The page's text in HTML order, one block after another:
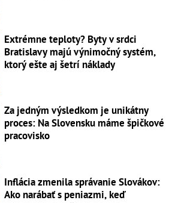
Extrémne teploty? Byty v srdci
Bratislavy majú výnimočný systém,
ktorý ešte aj šetrí náklady
Za jedným výsledkom je unikátny
proces: Na Slovensku máme špičkové
pracovisko
Inflácia zmenila správanie Slovákov:
Ako narábať s peniazmi, keď